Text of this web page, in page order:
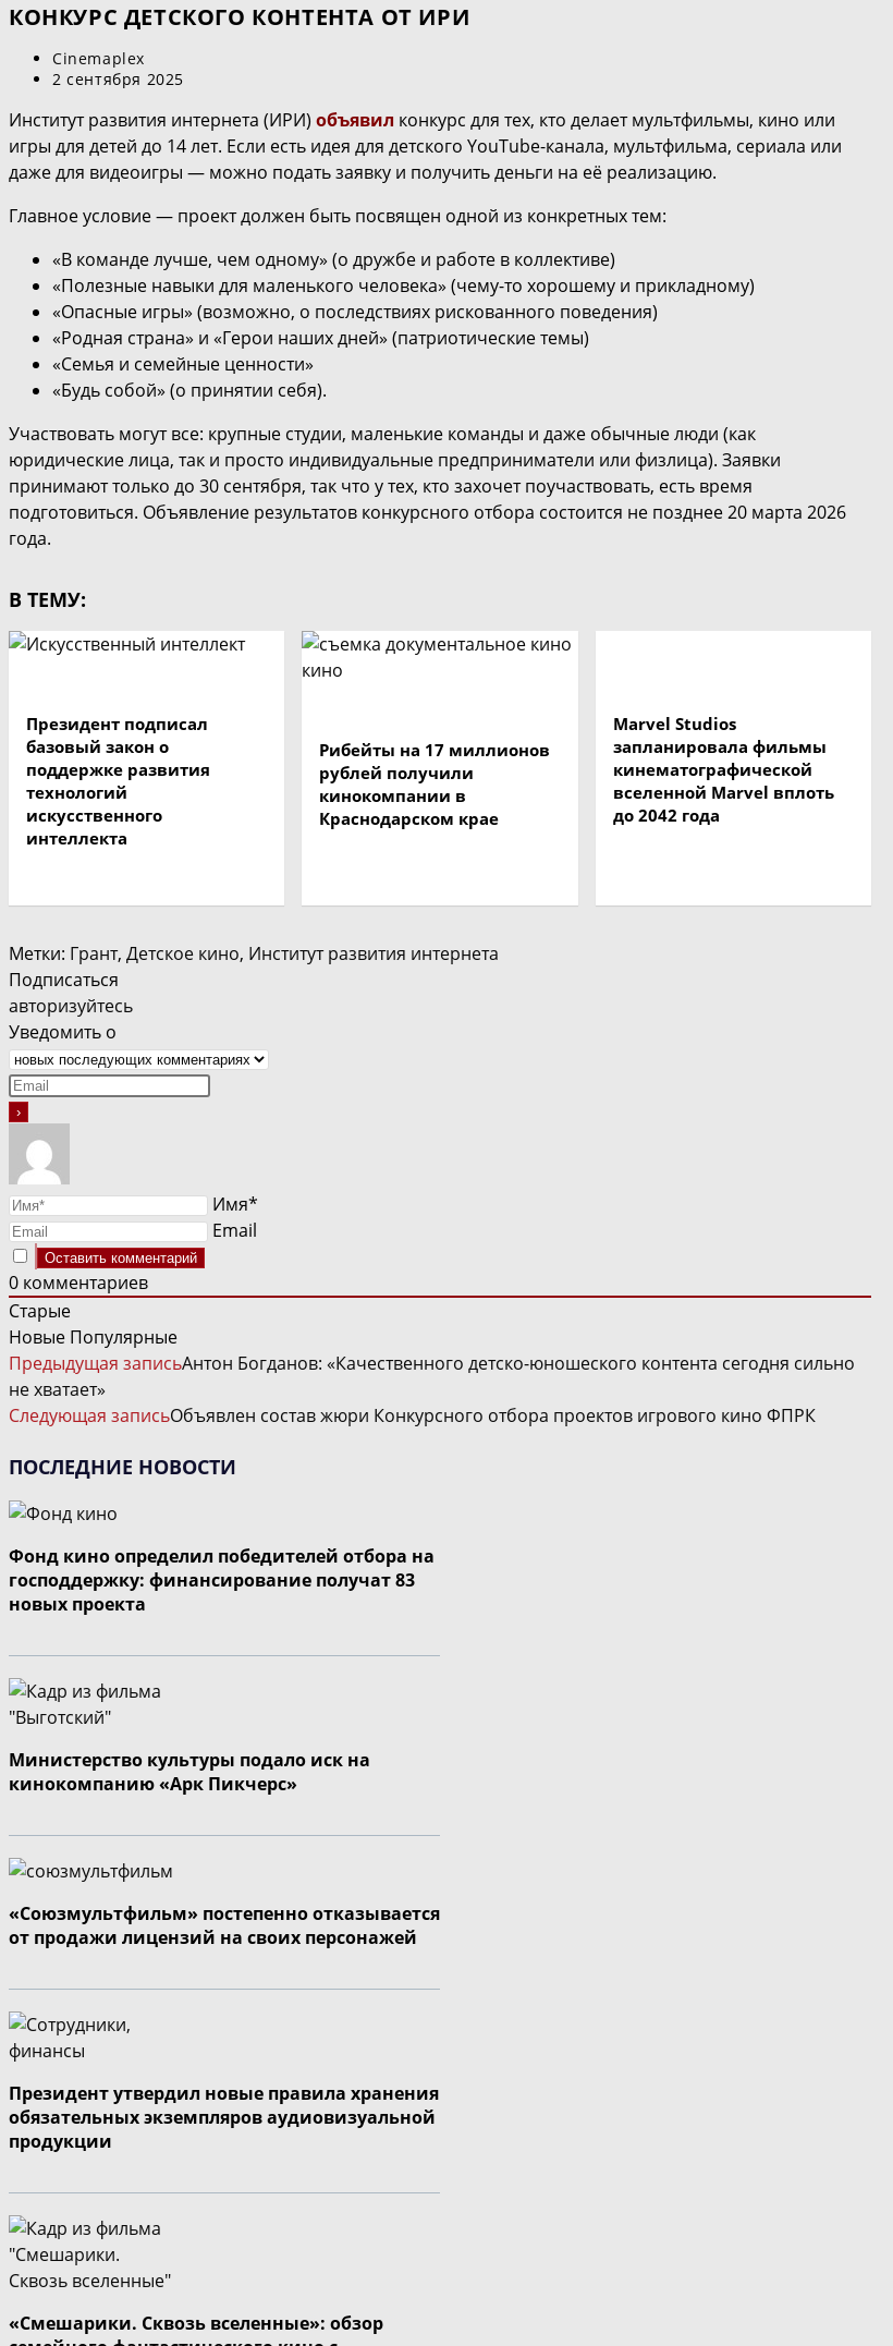
ВЕБ-
САЙТУ
чтобы
КОНКУРС ДЕТСКОГО КОНТЕНТА ОТ ИРИ
Автор
записи:
Cinemaplex
Запись
2 сентября 2025
Институт развития интернета (ИРИ) объявил конкурс для тех, кто делает мультфильмы, кино или
игры для детей до 14 лет. Если есть идея для детского YouTube-канала, мультфильма, сериала или
даже для видеоигры — можно подать заявку и получить деньги на её реализацию.
Главное условие — проект должен быть посвящен одной из конкретных тем:
«В команде лучше, чем одному» (о дружбе и работе в коллективе)
«Полезные навыки для маленького человека» (чему-то хорошему и прикладному)
«Опасные игры» (возможно, о последствиях рискованного поведения)
«Родная страна» и «Герои наших дней» (патриотические темы)
«Семья и семейные ценности»
«Будь собой» (о принятии себя).
Участвовать могут все: крупные студии, маленькие команды и даже обычные люди (как
юридические лица, так и просто индивидуальные предприниматели или физлица). Заявки
принимают только до 30 сентября, так что у тех, кто захочет поучаствовать, есть время
подготовиться. Объявление результатов конкурсного отбора состоится не позднее 20 марта 2026
года.
В ТЕМУ:
Президент подписал
базовый закон о
поддержке развития
технологий
искусственного
интеллекта
Рибейты на 17 миллионов
рублей получили
кинокомпании в
Краснодарском крае
Marvel Studios
запланировала фильмы
кинематографической
вселенной Marvel вплоть
до 2042 года
Метки: Грант, Детское кино, Институт развития интернета
Подписаться
авторизуйтесь
Уведомить о
Имя*
Email
0 комментариев
Старые
Новые Популярные
ЧИТАТЬ
ДАЛЕЕ
СТАТЬИ
Предыдущая записьАнтон Богданов: «Качественного детско-юношеского контента сегодня сильно
не хватает»
Следующая записьОбъявлен состав жюри Конкурсного отбора проектов игрового кино ФПРК
ПОСЛЕДНИЕ НОВОСТИ
Фонд кино определил победителей отбора на
господдержку: финансирование получат 83
новых проекта
Министерство культуры подало иск на
кинокомпанию «Арк Пикчерс»
«Союзмультфильм» постепенно отказывается
от продажи лицензий на своих персонажей
Президент утвердил новые правила хранения
обязательных экземпляров аудиовизуальной
продукции
«Смешарики. Сквозь вселенные»: обзор